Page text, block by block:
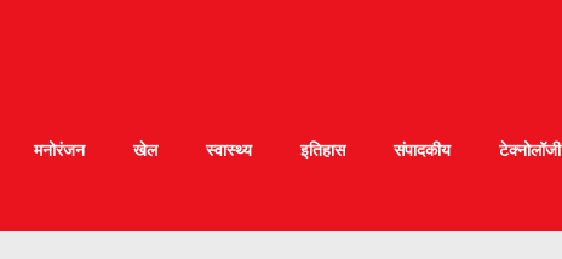
मनोरंजन खेल स्वास्थ्य इतिहास संपादकीय टेक्नोलॉजी